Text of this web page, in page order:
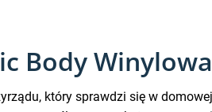
Body
który sprawdzi się w